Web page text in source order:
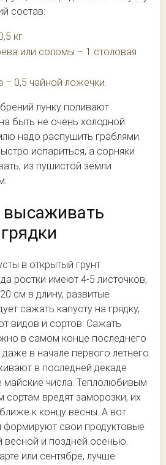
состав:
кг
или соломы – 1 столовая
– 0,5 чайной ложечки.
лунку поливают
быть не очень холодной.
надо распушить граблями.
испариться, а сорняки
из пушистой земли
высаживать
в открытый грунт
ростки имеют 4-5 листочков,
см в длину, развитые
сажать капусту на грядку,
видов и сортов. Сажать
в самом конце последнего
в начале первого летнего.
в последней декаде
майские числа. Теплолюбивым
вредят заморозки, их
к концу весны. А вот
формируют свои продуктовые
и поздней осенью.
или сентябре, лучше